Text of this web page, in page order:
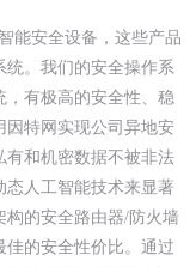
能安全设备，这些产品
统。我们的安全操作系
，有极高的安全性、稳
因特网实现公司异地安
有和机密数据不被非法
人工智能技术来显著
的安全路由器/防火墙
佳的安全性价比。通过